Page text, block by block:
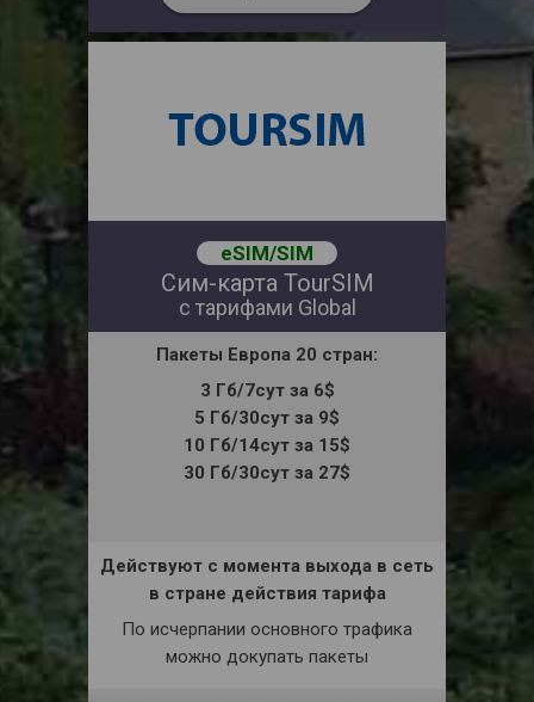
eSIM/SIM
Сим-карта TourSIM
с тарифами Global
Пакеты Европа 20 стран:
3 Гб/7сут за 6$
5 Гб/30сут за 9$
10 Гб/14сут за 15$
30 Гб/30сут за 27$
Действуют с момента выхода в сеть
в стране действия тарифа
По исчерпании основного трафика
можно докупать пакеты